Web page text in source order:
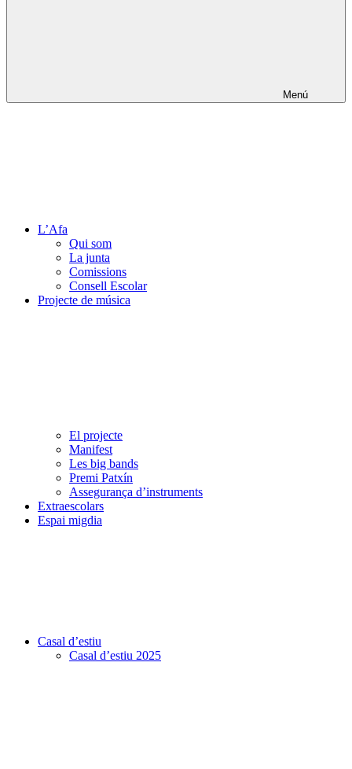
Menú
L’Afa
Qui som
La junta
Comissions
Consell Escolar
Projecte de música
El projecte
Manifest
Les big bands
Premi Patxín
Assegurança d’instruments
Extraescolars
Espai migdia
Casal d’estiu
Casal d’estiu 2025